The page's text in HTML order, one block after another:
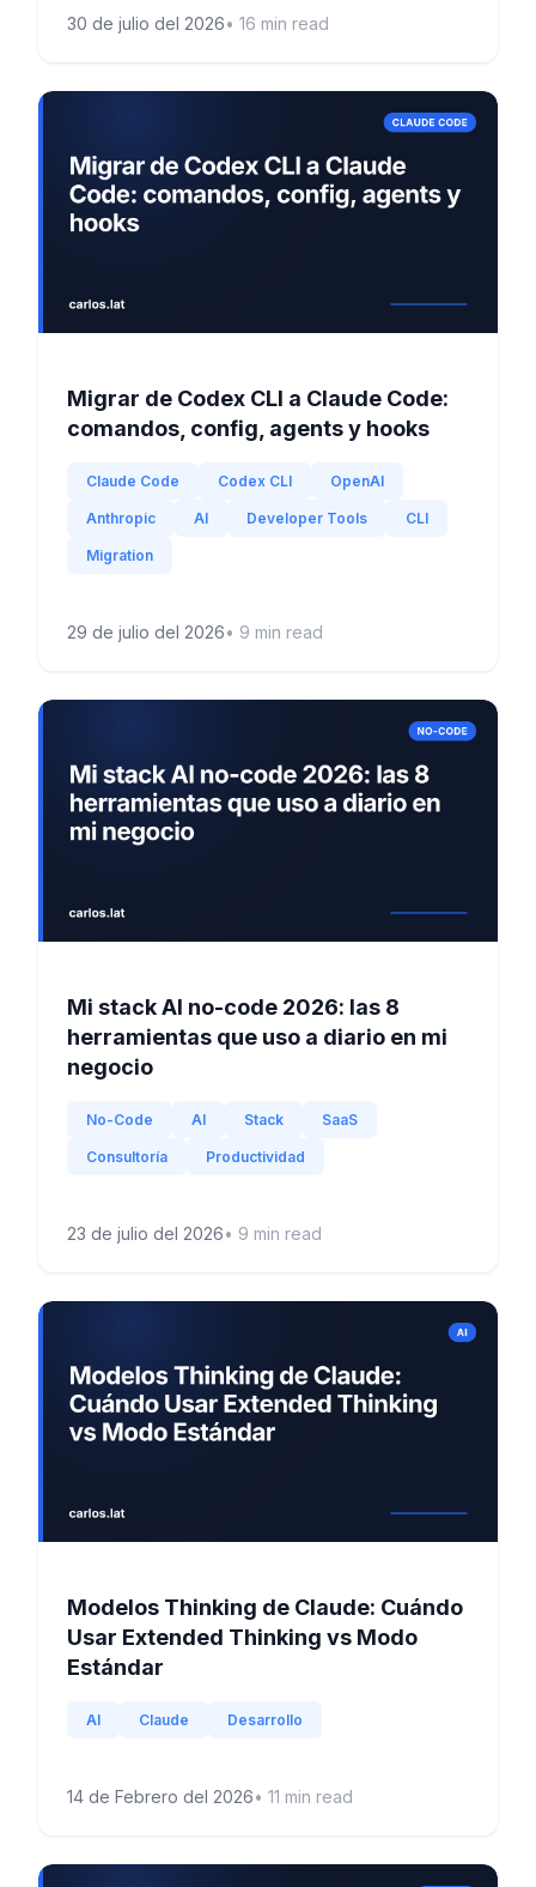
30 de julio del 2026• 16 min read
Migrar de Codex CLI a Claude Code:
comandos, config, agents y hooks
Claude Code Codex CLI OpenAI
Anthropic AI Developer Tools CLI
Migration
29 de julio del 2026• 9 min read
Mi stack AI no-code 2026: las 8
herramientas que uso a diario en mi
negocio
No-Code AI Stack SaaS
Consultoría Productividad
23 de julio del 2026• 9 min read
Modelos Thinking de Claude: Cuándo
Usar Extended Thinking vs Modo
Estándar
AI Claude Desarrollo
14 de Febrero del 2026• 11 min read